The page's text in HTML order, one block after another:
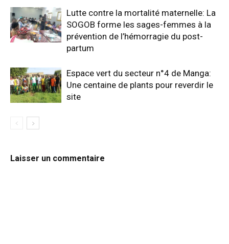
Lutte contre la mortalité maternelle: La
SOGOB forme les sages-femmes à la
prévention de l’hémorragie du post-
partum
Espace vert du secteur n°4 de Manga:
Une centaine de plants pour reverdir le
site
Laisser un commentaire